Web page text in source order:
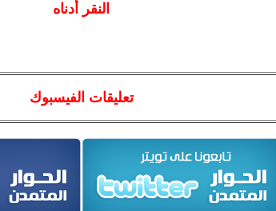
النقر أدناه
تعليقات الفيسبوك